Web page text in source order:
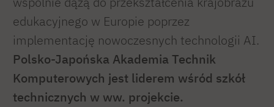
edukacyjnego w Europie poprzez
implementację nowoczesnych technologii AI.
Polsko-Japońska Akademia Technik
Komputerowych jest liderem wśród szkół
technicznych w ww. projekcie.